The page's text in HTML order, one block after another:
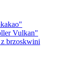
Vulkan"
brzoskwini